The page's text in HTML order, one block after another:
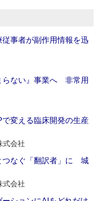
従事者が副作用情報を迅
らない』事業へ 非常用
で変える臨床開発の生産
式会社
つなぐ「翻訳者」に 城
式会社